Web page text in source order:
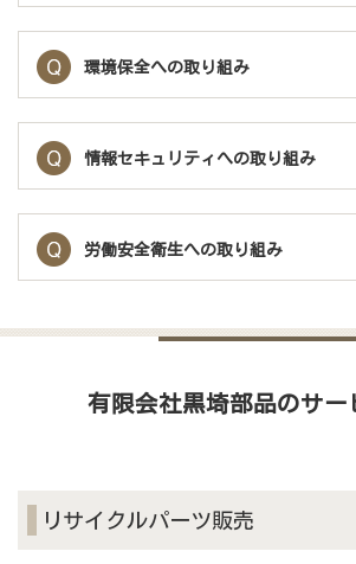
専
環境保全への取り組み
情報セキュリティへの取り組み
労働安全衛生への取り組み
有限会社黒埼部品のサー
リサイクルパーツ販売